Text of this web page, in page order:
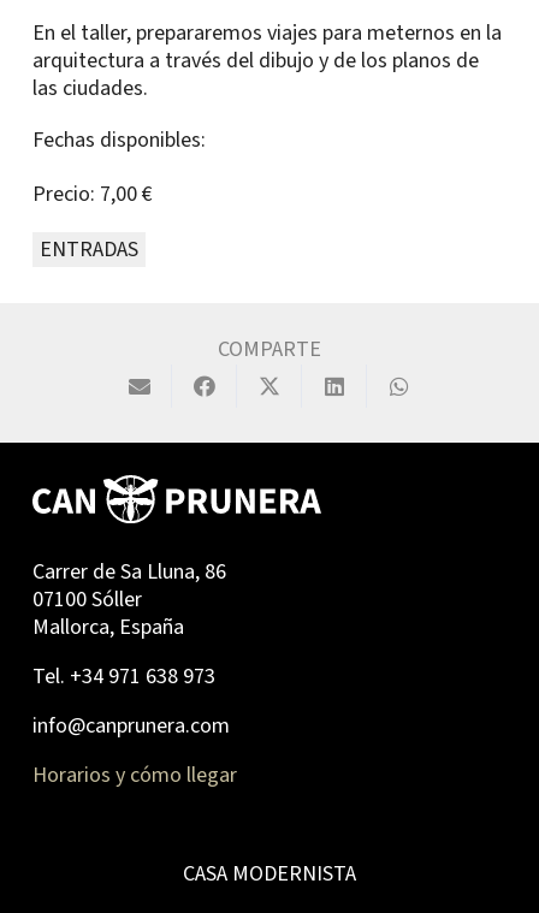
En el taller, prepararemos viajes para meternos en la
arquitectura a través del dibujo y de los planos de
las ciudades.
Fechas disponibles:
Precio: 7,00 €
ENTRADAS
COMPARTE
Carrer de Sa Lluna, 86
07100 Sóller
Mallorca, España
Tel. +34 971 638 973
info@canprunera.com
Horarios y cómo llegar
CASA MODERNISTA